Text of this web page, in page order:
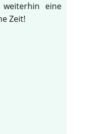
eine
Zeit!